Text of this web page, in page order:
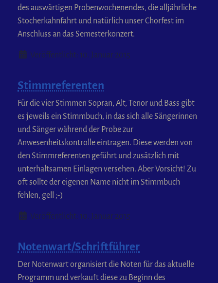
des auswärtigen Probenwochenendes, die alljährliche
Stocherkahnfahrt und natürlich unser Chorfest im
Anschluss an das Semesterkonzert.
DetailsVeröffentlicht: 10. Januar 2015
Stimmreferenten
Für die vier Stimmen Sopran, Alt, Tenor und Bass gibt
es jeweils ein Stimmbuch, in das sich alle Sängerinnen
und Sänger während der Probe zur
Anwesenheitskontrolle eintragen. Diese werden von
den Stimmreferenten geführt und zusätzlich mit
unterhaltsamen Einlagen versehen. Aber Vorsicht! Zu
oft sollte der eigenen Name nicht im Stimmbuch
fehlen, gell ;-)
DetailsVeröffentlicht: 10. Januar 2015
Notenwart/Schriftführer
Der Notenwart organisiert die Noten für das aktuelle
Programm und verkauft diese zu Beginn des